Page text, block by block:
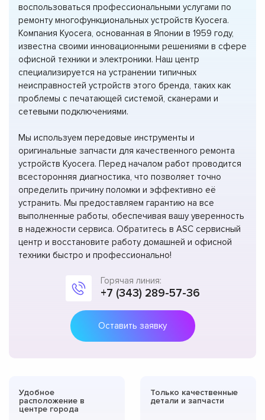
воспользоваться профессиональными услугами по
ремонту многофункциональных устройств Kyocera.
Компания Kyocera, основанная в Японии в 1959 году,
известна своими инновационными решениями в сфере
офисной техники и электроники. Наш центр
специализируется на устранении типичных
неисправностей устройств этого бренда, таких как
проблемы с печатающей системой, сканерами и
сетевыми подключениями.
Мы используем передовые инструменты и
оригинальные запчасти для качественного ремонта
устройств Kyocera. Перед началом работ проводится
всесторонняя диагностика, что позволяет точно
определить причину поломки и эффективно её
устранить. Мы предоставляем гарантию на все
выполненные работы, обеспечивая вашу уверенность
в надежности сервиса. Обратитесь в ASC сервисный
центр и восстановите работу домашней и офисной
техники быстро и профессионально!
Горячая линия:
+7 (343) 289-57-36
Оставить заявку
Удобное
расположение в
центре города
Только качественные
детали и запчасти